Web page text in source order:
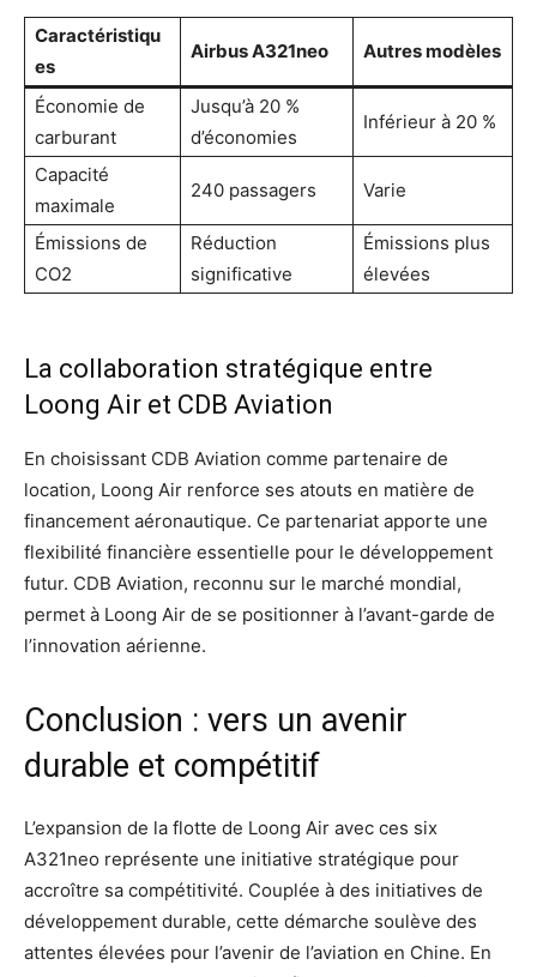
Caractéristiqu
es
Airbus A321neo Autres modèles
Économie de
carburant
Jusqu’à 20 %
d’économies
Inférieur à 20 %
Capacité
maximale
240 passagers Varie
Émissions de
CO2
Réduction
significative
Émissions plus
élevées
La collaboration stratégique entre
Loong Air et CDB Aviation
En choisissant CDB Aviation comme partenaire de
location, Loong Air renforce ses atouts en matière de
financement aéronautique. Ce partenariat apporte une
flexibilité financière essentielle pour le développement
futur. CDB Aviation, reconnu sur le marché mondial,
permet à Loong Air de se positionner à l’avant-garde de
l’innovation aérienne.
Conclusion : vers un avenir
durable et compétitif
L’expansion de la flotte de Loong Air avec ces six
A321neo représente une initiative stratégique pour
accroître sa compétitivité. Couplée à des initiatives de
développement durable, cette démarche soulève des
attentes élevées pour l’avenir de l’aviation en Chine. En